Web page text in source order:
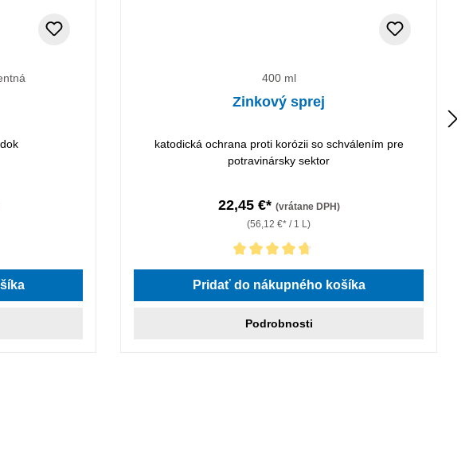
400 ml
Zinkový sprej
katodická ochrana proti korózii so schválením pre
potravinársky sektor
22,45 €* (vrátane DPH)
(56,12 €* / 1 L)
Priemerné hodnotenie 4.67 z 5 hviezdičiek
Pridať do nákupného košíka
Podrobnosti